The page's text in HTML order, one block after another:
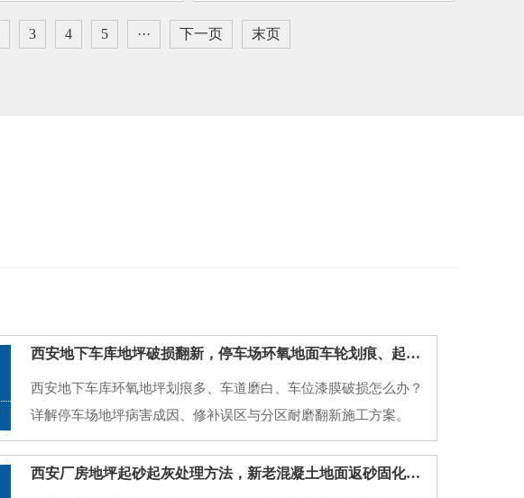
3 4 5 ··· 下一页 末页
西安地下车库地坪破损翻新，停车场环氧地面车轮划痕、起灰病害处理方案
西安地下车库环氧地坪划痕多、车道磨白、车位漆膜破损怎么办？
详解停车场地坪病害成因、修补误区与分区耐磨翻新施工方案。
西安厂房地坪起砂起灰处理方法，新老混凝土地面返砂固化方案